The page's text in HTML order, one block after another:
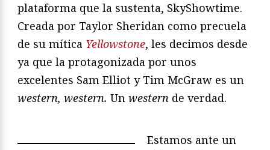
plataforma que la sustenta, SkyShowtime.
Creada por Taylor Sheridan como precuela
de su mítica Yellowstone, les decimos desde
ya que la protagonizada por unos
excelentes Sam Elliot y Tim McGraw es un
western, western. Un western de verdad.
Estamos ante un